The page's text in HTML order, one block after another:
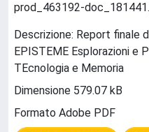
prod_463192-
Descrizione: Report finale
EPISTEME Esplorazioni e
TEcnologia e Memoria
Dimensione 579.07 kB
Formato Adobe PDF